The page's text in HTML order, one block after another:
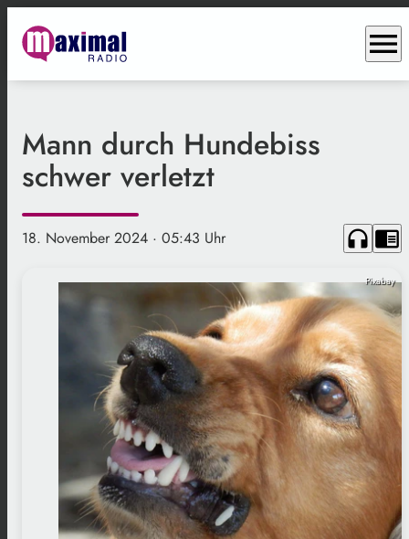
menu
Mann durch Hundebiss
schwer verletzt
18. November 2024 · 05:43 Uhr headphones chrome_reader_mode
Pixabay